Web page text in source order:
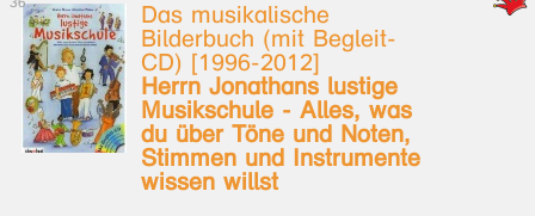
Das musikalische
Bilderbuch (mit Begleit-
CD) [1996-2012]
Herrn Jonathans lustige
Musikschule - Alles, was
du über Töne und Noten,
Stimmen und Instrumente
wissen willst